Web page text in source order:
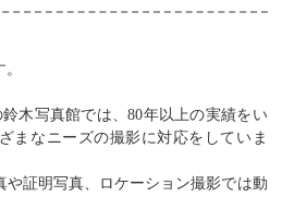
鈴木写真館では、80年以上の実績をい
まなニーズの撮影に対応をしていま
や証明写真、ロケーション撮影では動